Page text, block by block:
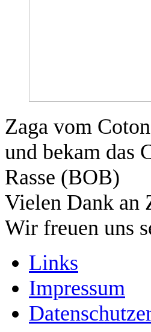
Zaga vom
und bekam das
Rasse (BOB)
Vielen Dank an
Wir freuen uns
Links
Impressum